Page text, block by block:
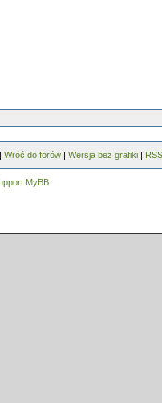
| Wróć do forów | Wersja bez grafiki | RSS
MyBB